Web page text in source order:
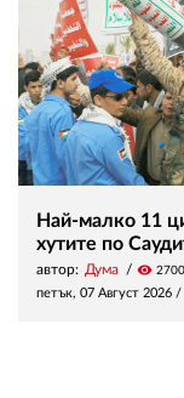
Най-малко 11
хутите по
автор: Дума visibility 2700
петък, 07 Август 2026 /